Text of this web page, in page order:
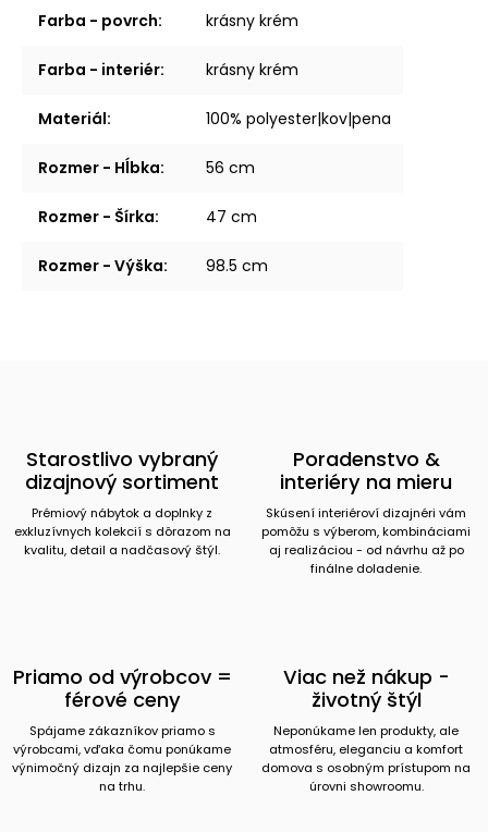
Farba - povrch: krásny krém
Farba - interiér: krásny krém
Materiál: 100% polyester|kov|pena
Rozmer - Hĺbka: 56 cm
Rozmer - Šírka: 47 cm
Rozmer - Výška: 98.5 cm
Starostlivo vybraný
dizajnový sortiment
Prémiový nábytok a doplnky z
exkluzívnych kolekcií s dôrazom na
kvalitu, detail a nadčasový štýl.
Poradenstvo &
interiéry na mieru
Skúsení interiéroví dizajnéri vám
pomôžu s výberom, kombináciami
aj realizáciou - od návrhu až po
finálne doladenie.
Priamo od výrobcov =
férové ceny
Spájame zákazníkov priamo s
výrobcami, vďaka čomu ponúkame
výnimočný dizajn za najlepšie ceny
na trhu.
Viac než nákup -
životný štýl
Neponúkame len produkty, ale
atmosféru, eleganciu a komfort
domova s osobným prístupom na
úrovni showroomu.